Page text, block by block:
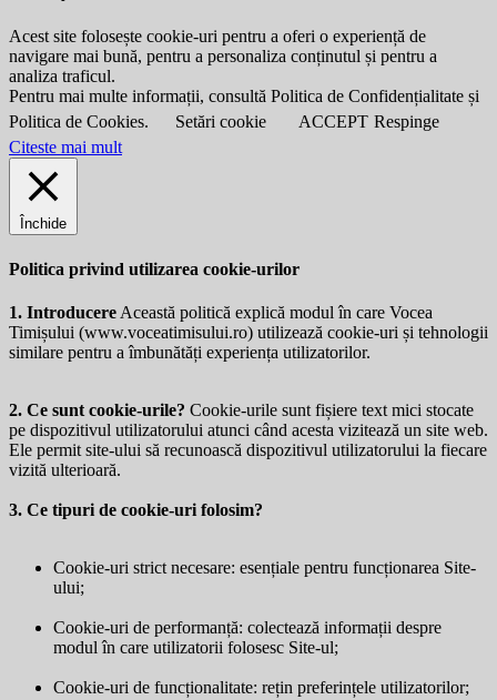
Acest site folosește cookie-uri pentru a oferi o experiență de
navigare mai bună, pentru a personaliza conținutul și pentru a
analiza traficul.
Pentru mai multe informații, consultă Politica de Confidențialitate și
Politica de Cookies.
Setări cookie ACCEPT Respinge
Citeste mai mult
Închide
Politica privind utilizarea cookie-urilor
1. Introducere Această politică explică modul în care Vocea
Timișului (www.voceatimisului.ro) utilizează cookie-uri și tehnologii
similare pentru a îmbunătăți experiența utilizatorilor.
2. Ce sunt cookie-urile? Cookie-urile sunt fișiere text mici stocate
pe dispozitivul utilizatorului atunci când acesta vizitează un site web.
Ele permit site-ului să recunoască dispozitivul utilizatorului la fiecare
vizită ulterioară.
3. Ce tipuri de cookie-uri folosim?
Cookie-uri strict necesare: esențiale pentru funcționarea Site-
ului;
Cookie-uri de performanță: colectează informații despre
modul în care utilizatorii folosesc Site-ul;
Cookie-uri de funcționalitate: rețin preferințele utilizatorilor;